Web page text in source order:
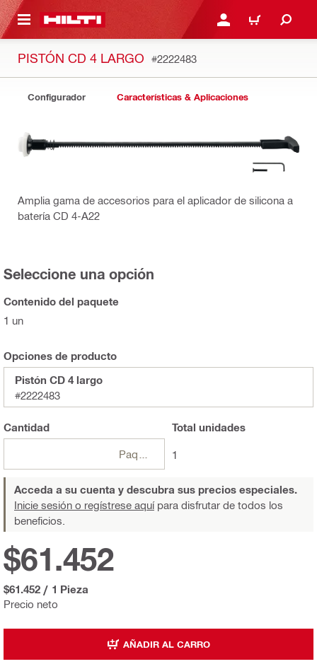
PRINCIPAL INICIE SESIÓN O
CARRITO
PISTÓN CD 4 LARGO #2222483
Configurador Características & Aplicaciones
Amplia gama de accesorios para el aplicador de silicona a
batería CD 4-A22
Seleccione una opción
Contenido del paquete
1 un
Opciones de producto
Pistón CD 4 largo
#2222483
Cantidad Total unidades
1
Acceda a su cuenta y descubra sus precios especiales.
Inicie sesión o regístrese aquípara disfrutar de todos los
beneficios.
Precio neto
$61.452
$61.452 / 1 Pieza
AÑADIR AL CARRO